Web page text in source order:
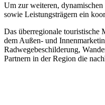
Um zur weiteren,
sowie Leistungsträgern ein
Das überregionale touristische
dem Außen- und
Radwegebeschilderung,
Partnern in der Region die